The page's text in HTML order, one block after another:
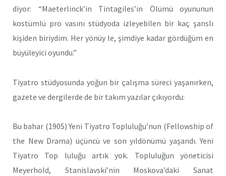
diyor: “Maeterlinck’in Tintagiles’in Ölümü oyununun
kostümlü pro vasını stüdyoda izleyebilen bir kaç şanslı
kişiden biriydim. Her yönüy le, şimdiye kadar gördüğüm en
büyüleyici oyundu.”
Tiyatro stüdyosunda yoğun bir çalışma süreci yaşanırken,
gazete ve dergilerde de bir takım yazılar çıkıyordu:
Bu bahar (1905) Yeni Tiyatro Topluluğu’nun (Fellowship of
the New Drama) üçüncü ve son yıldönümü yaşandı. Yeni
Tiyatro Top luluğu artık yok. Topluluğun yöneticisi
Meyerhold, Stanislavski’nin Moskova’daki Sanat